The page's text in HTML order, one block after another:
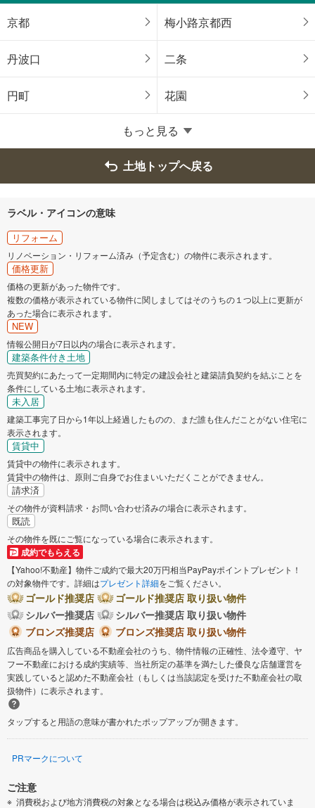
綾部市 宇治市
宮津市 亀岡市
城陽市 向日市
八幡市
南丹市
綴喜郡宇治田原町
相楽郡南山城村
与謝郡伊根町
京都 梅小路京都西
丹波口 二条
円町 花園
もっと見る
土地トップへ戻る
ラベル・アイコンの意味
リフォーム
リノベーション・リフォーム済み（予定含む）の物件に表示されます。
価格更新
価格の更新があった物件です。
複数の価格が表示されている物件に関しましてはそのうちの１つ以上に更新が
あった場合に表示されます。
NEW
情報公開日が7日以内の場合に表示されます。
建築条件付き土地
売買契約にあたって一定期間内に特定の建設会社と建築請負契約を結ぶことを
条件にしている土地に表示されます。
未入居
建築工事完了日から1年以上経過したものの、まだ誰も住んだことがない住宅に
表示されます。
賃貸中
賃貸中の物件に表示されます。
賃貸中の物件は、原則ご自身でお住まいいただくことができません。
請求済
その物件が資料請求・お問い合わせ済みの場合に表示されます。
既読
その物件を既にご覧になっている場合に表示されます。
成約でもらえる
【Yahoo!不動産】物件ご成約で最大20万円相当PayPayポイントプレゼント！
の対象物件です。詳細はプレゼント詳細をご覧ください。
ゴールド推奨店
ゴールド推奨店 取り扱い物件
シルバー推奨店
シルバー推奨店 取り扱い物件
ブロンズ推奨店
ブロンズ推奨店 取り扱い物件
広告商品を購入している不動産会社のうち、物件情報の正確性、法令遵守、ヤ
フー不動産における成約実績等、当社所定の基準を満たした優良な店舗運営を
実践していると認めた不動産会社（もしくは当該認定を受けた不動産会社の取
扱物件）に表示されます。
タップすると用語の意味が書かれたポップアップが開きます。
PRマークについて
ご注意
消費税および地方消費税の対象となる場合は税込み価格が表示されていま